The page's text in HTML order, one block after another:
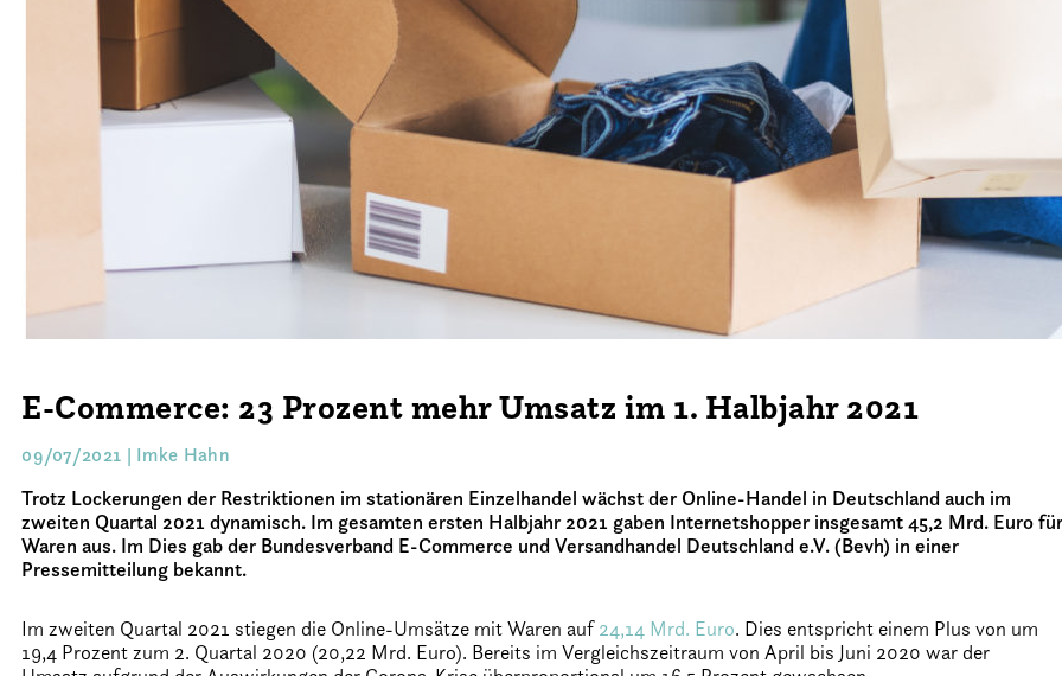
E-Commerce: 23 Prozent mehr Umsatz im 1. Halbjahr 2021
09/07/2021 | Imke Hahn
Trotz Lockerungen der Restriktionen im stationären Einzelhandel wächst der Online-Handel in Deutschland auch im
zweiten Quartal 2021 dynamisch. Im gesamten ersten Halbjahr 2021 gaben Internetshopper insgesamt 45,2 Mrd. Euro
Waren aus. Im Dies gab der Bundesverband E-Commerce und Versandhandel Deutschland e.V. (Bevh) in einer
Pressemitteilung bekannt.
Im zweiten Quartal 2021 stiegen die Online-Umsätze mit Waren auf 24,14 Mrd. Euro. Dies entspricht einem Plus von um
19,4 Prozent zum 2. Quartal 2020 (20,22 Mrd. Euro). Bereits im Vergleichszeitraum von April bis Juni 2020 war der